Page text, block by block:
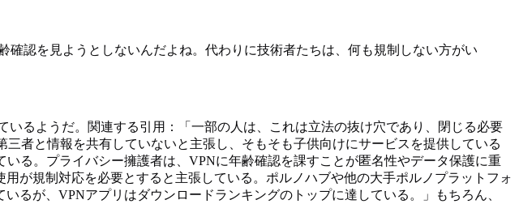
認を見ようとしないんだよね。代わりに技術者たちは、何も規制しない方がい
るようだ。関連する引用：「一部の人は、これは立法の抜け穴であり、閉じる必要
者と情報を共有していないと主張し、そもそも子供向けにサービスを提供している
る。プライバシー擁護者は、VPNに年齢確認を課すことが匿名性やデータ保護に重
が規制対応を必要とすると主張している。ポルノハブや他の大手ポルノプラットフォ
るが、VPNアプリはダウンロードランキングのトップに達している。」もちろん、